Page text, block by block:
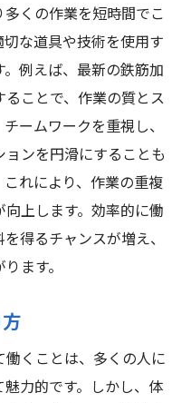
くの作業を短時間でこ
な道具や技術を使用す
例えば、最新の鉄筋加
ことで、作業の質とス
ームワークを重視し、
ンを円滑にすることも
れにより、作業の重複
上します。効率的に働
得るチャンスが増え、
ます。
くことは、多くの人に
力的です。しかし、体